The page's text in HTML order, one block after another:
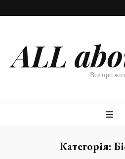
ALL Все про
Категорія: